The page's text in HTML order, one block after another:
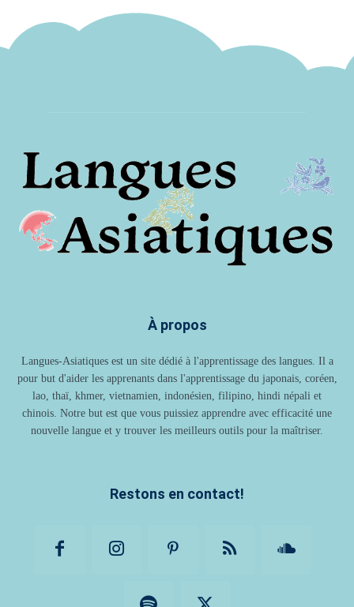
À propos
Langues-Asiatiques est un site dédié à l'apprentissage des langues. Il a
pour but d'aider les apprenants dans l'apprentissage du japonais, coréen,
lao, thaï, khmer, vietnamien, indonésien, filipino, hindi népali et
chinois. Notre but est que vous puissiez apprendre avec efficacité une
nouvelle langue et y trouver les meilleurs outils pour la maîtriser.
Restons en contact!